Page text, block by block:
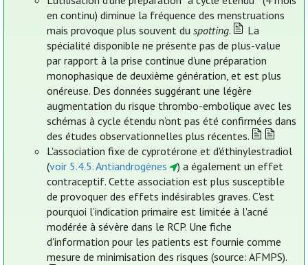
en continu) diminue la fréquence des menstruations
mais provoque plus souvent duspotting.
La
spécialité disponible ne présente pas de plus-value
par rapport à la prise continue d’une préparation
monophasique de deuxième génération, et est plus
onéreuse. Des données suggérant une légère
augmentation du risque thrombo-embolique avec les
schémas à cycle étendu n’ont pas été confirmées dans
des études observationnelles plus récentes.
L'association fixe de cyprotérone et d'éthinylestradiol
(voir 5.4.5. Antiandrogènes
) a également un effet
contraceptif. Cette association est plus susceptible
de provoquer des effets indésirables graves. C'est
pourquoi l’indication primaire est limitée à l'acné
modérée à sévère dans le RCP. Une fiche
d'information pour les patients est fournie comme
mesure de minimisation des risques (source: AFMPS).